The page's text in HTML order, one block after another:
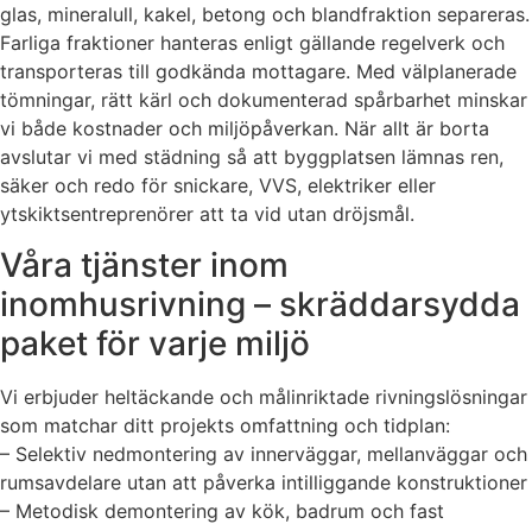
glas, mineralull, kakel, betong och blandfraktion separeras.
Farliga fraktioner hanteras enligt gällande regelverk och
transporteras till godkända mottagare. Med välplanerade
tömningar, rätt kärl och dokumenterad spårbarhet minskar
vi både kostnader och miljöpåverkan. När allt är borta
avslutar vi med städning så att byggplatsen lämnas ren,
säker och redo för snickare, VVS, elektriker eller
ytskiktsentreprenörer att ta vid utan dröjsmål.
Våra tjänster inom
inomhusrivning – skräddarsydda
paket för varje miljö
Vi erbjuder heltäckande och målinriktade rivningslösningar
som matchar ditt projekts omfattning och tidplan:
– Selektiv nedmontering av innerväggar, mellanväggar och
rumsavdelare utan att påverka intilliggande konstruktioner
– Metodisk demontering av kök, badrum och fast